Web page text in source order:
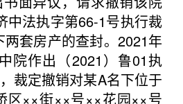
中法执字第66-1号执行裁
套房产的查封。2021年
院作出（2021）鲁01执
裁定撤销对某A名下位于
区××街××号××花园××号